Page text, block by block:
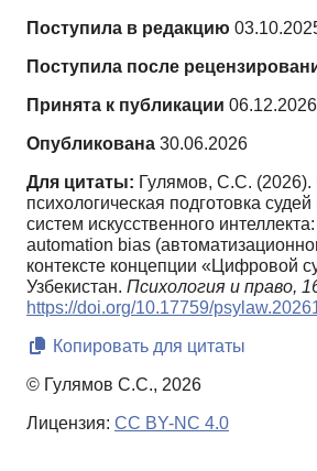
Поступила в редакцию
Поступила после
Принята к публикации 06.12.2026
Опубликована 30.06.2026
Для цитаты: Гулямов, С.С. (2026).
психологическая подготовка
систем искусственного
automation bias
контексте концепции «Цифровой
Узбекистан. Психология и право,
https://doi.org/10.17759/
Копировать для цитаты
© Гулямов С.С., 2026
Лицензия: CC BY-NC 4.0